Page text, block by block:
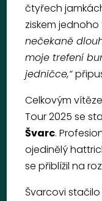
čtyřech
ziskem
nečekaně
moje trefení
jedničce,“
Celkovým
Tour 2025 se
Švarc.
ojedinělý
se přiblížil na
Švarcovi